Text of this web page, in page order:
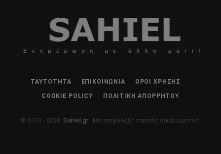
ΤΑΥΤΌΤΗΤΑ ΕΠΙΚΟΙΝΩΝΊΑ ΌΡΟΙ ΧΡΉΣΗΣ
COOKIE POLICY ΠΟΛΙΤΙΚΉ ΑΠΟΡΡΉΤΟΥ
© 2013 - 2026: Sahiel.gr . Με επιφύλαξη παντός δικαιώματος.